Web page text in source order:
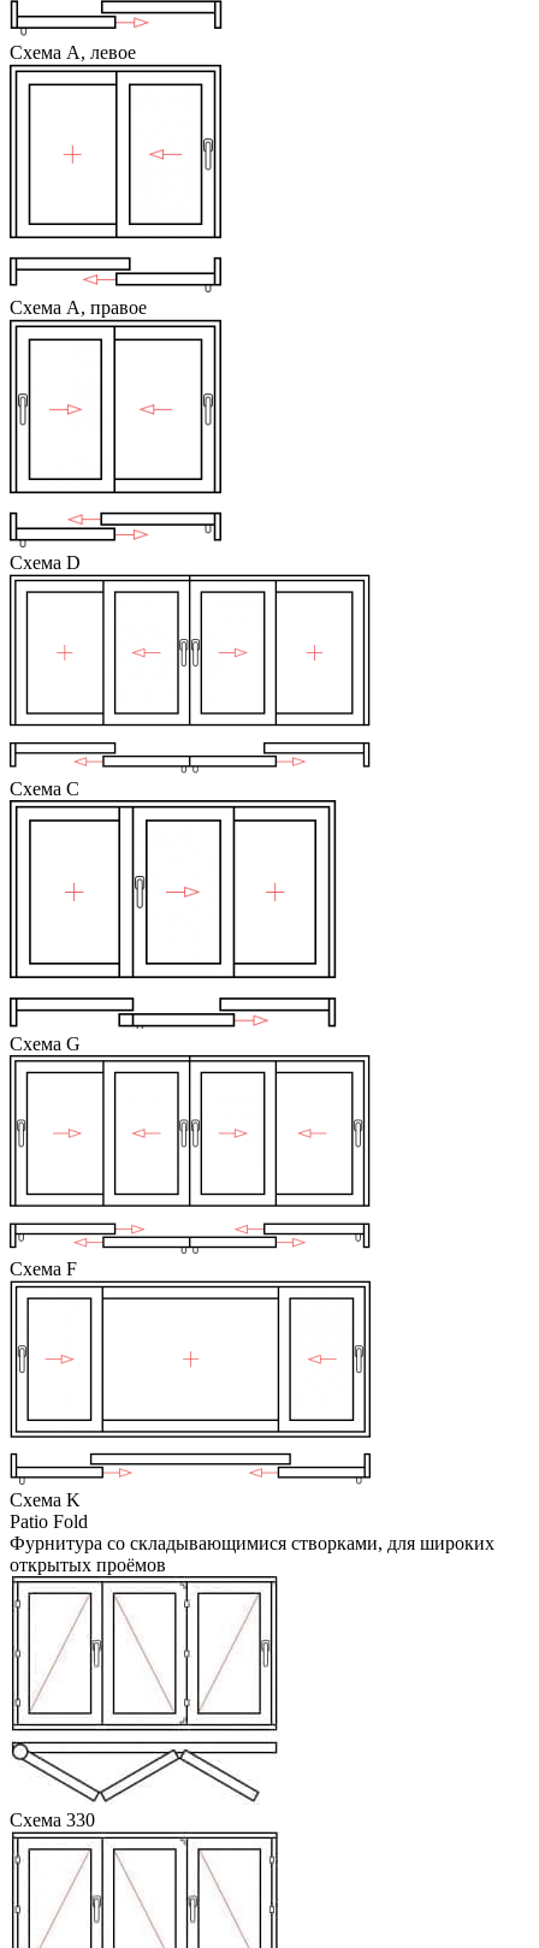
Схема А, левое
Схема А, правое
Схема D
Схема С
Схема G
Схема F
Схема K
Patio Fold
Фурнитура со складывающимися створками, для широких
открытых проёмов
Схема 330